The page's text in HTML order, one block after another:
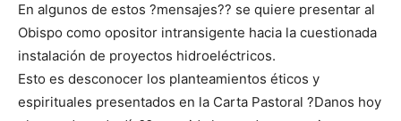
En algunos de estos ?mensajes?? se quiere presentar al
Obispo como opositor intransigente hacia la cuestionada
instalación de proyectos hidroeléctricos.
Esto es desconocer los planteamientos éticos y
espirituales presentados en la Carta Pastoral ?Danos hoy